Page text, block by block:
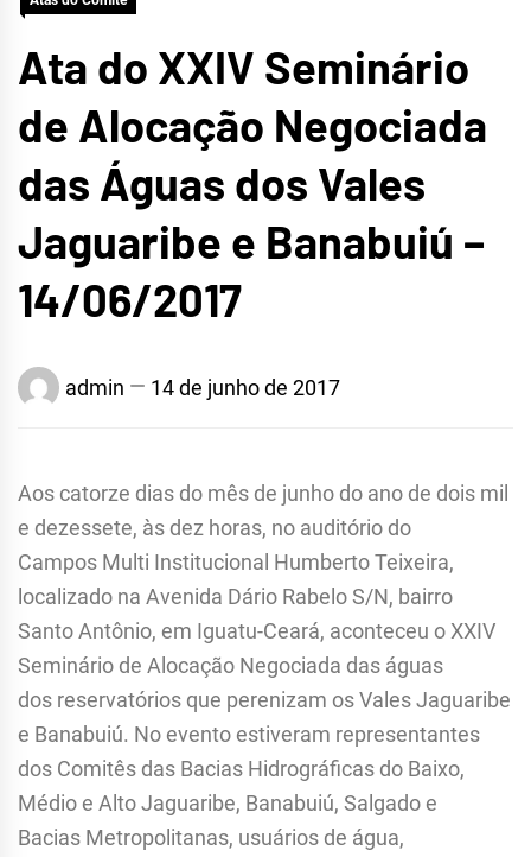
Ata do XXIV Seminário
de Alocação Negociada
das Águas dos Vales
Jaguaribe e Banabuiú –
14/06/2017
admin 14 de junho de 2017
Aos catorze dias do mês de junho do ano de dois mil
e dezessete, às dez horas, no auditório do
Campos Multi Institucional Humberto Teixeira,
localizado na Avenida Dário Rabelo S/N, bairro
Santo Antônio, em Iguatu-Ceará, aconteceu o XXIV
Seminário de Alocação Negociada das águas
dos reservatórios que perenizam os Vales Jaguaribe
e Banabuiú. No evento estiveram representantes
dos Comitês das Bacias Hidrográficas do Baixo,
Médio e Alto Jaguaribe, Banabuiú, Salgado e
Bacias Metropolitanas, usuários de água,